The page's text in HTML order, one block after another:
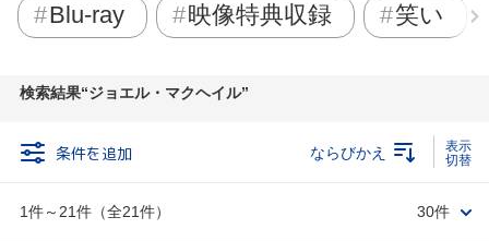
Blu-ray 映像特典収録 笑い
検索結果 ジョエル・マクヘイル
条件を追加
1件～21件（全21件）
ならびかえ
30件